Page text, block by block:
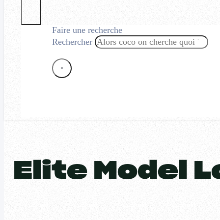
Faire une recherche
Rechercher
×
Elite Model